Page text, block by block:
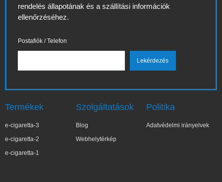
rendelés állapotának és a szállítási információk
ellenőrzéséhez.
Postafiók / Telefon
Termékek
e-cigaretta-3
e-cigaretta-2
e-cigaretta-1
Szolgáltatások
Blog
Webhelytérkép
Politika
Adatvédelmi irányelvek